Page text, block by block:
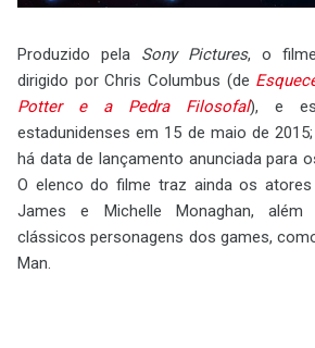
Produzido pela Sony Pictures, o
dirigido por Chris Columbus (de
Potter e a Pedra Filosofal), e
estadunidenses em 15 de maio de
há data de lançamento anunciada para
O elenco do filme traz ainda os atores
James e Michelle Monaghan,
clássicos personagens dos games,
Man.